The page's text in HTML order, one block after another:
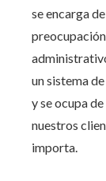
se encarga
un sistema
y se ocupa
nuestros
importa.